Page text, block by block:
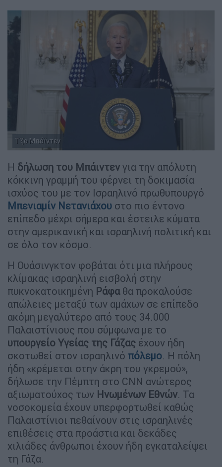
Τζο Μπάϊντεν
Η δήλωση του Μπάιντεν για την απόλυτη
κόκκινη γραμμή του φέρνει τη δοκιμασία
ισχύος του με τον Ισραηλινό πρωθυπουργό
Μπενιαμίν Νετανιάχου στο πιο έντονο
επίπεδο μέχρι σήμερα και έστειλε κύματα
στην αμερικανική και ισραηλινή πολιτική και
σε όλο τον κόσμο.
Η Ουάσινγκτον φοβάται ότι μια πλήρους
κλίμακας ισραηλινή εισβολή στην
πυκνοκατοικημένη Ράφαθα προκαλούσε
απώλειες μεταξύ των αμάχων σε επίπεδο
ακόμη μεγαλύτερο από τους 34.000
Παλαιστίνιους που σύμφωνα με το
υπουργείο Υγείας της Γάζας έχουν ήδη
σκοτωθεί στον ισραηλινό πόλεμο. Η πόλη
ήδη «κρέμεται στην άκρη του γκρεμού»,
δήλωσε την Πέμπτη στο CNN ανώτερος
αξιωματούχος των Ηνωμένων Εθνών. Τα
νοσοκομεία έχουν υπερφορτωθεί καθώς
Παλαιστίνιοι πεθαίνουν στις ισραηλινές
επιθέσεις στα προάστια και δεκάδες
χιλιάδες άνθρωποι έχουν ήδη εγκαταλείψει
τη Γάζα.